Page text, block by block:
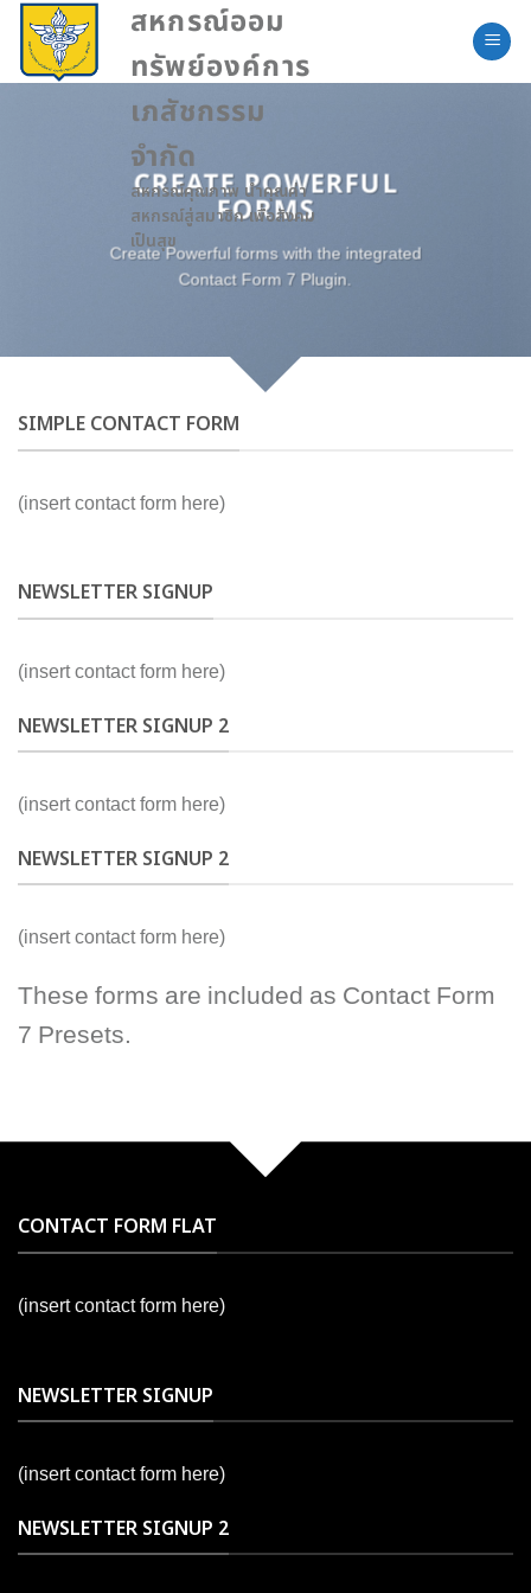
Skip
content
สหกรณ์ออม
ทรัพย์องค์การ
เภสัชกรรม
จำกัด
สหกรณ์คุณภาพ นำคุณค่า
สหกรณ์สู่สมาชิก เพื่อสังคม
เป็นสุข
CREATE POWERFUL
FORMS
Create Powerful forms with the integrated
Contact Form 7 Plugin.
SIMPLE CONTACT FORM
(insert contact form here)
NEWSLETTER SIGNUP
(insert contact form here)
NEWSLETTER SIGNUP 2
(insert contact form here)
NEWSLETTER SIGNUP 2
(insert contact form here)
These forms are included as Contact Form
7 Presets.
CONTACT FORM FLAT
(insert contact form here)
NEWSLETTER SIGNUP
(insert contact form here)
NEWSLETTER SIGNUP 2